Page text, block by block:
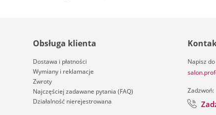
Obsługa klienta
Dostawa i płatności
Wymiany i reklamacje
Zwroty
Najczęściej zadawane pytania (FAQ)
Działalność nierejestrowana
Napisz
Zadzwoń: